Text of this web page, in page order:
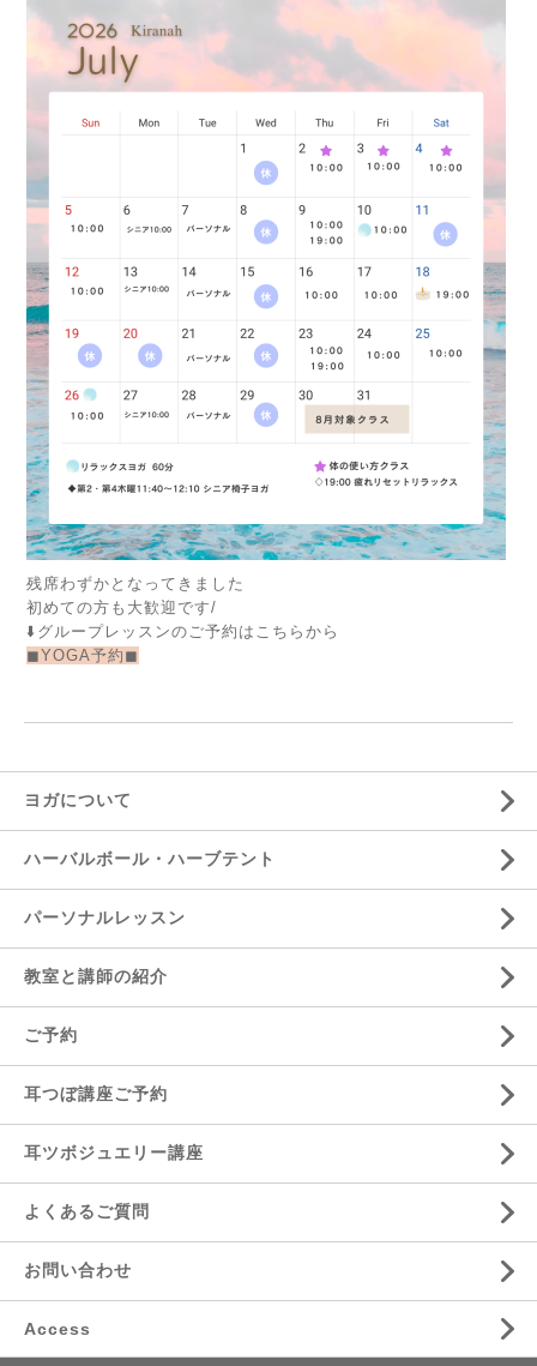
残席わずかとなってきました
初めての方も大歓迎です/
⬇️グループレッスンのご予約はこちらから
◼︎YOGA予約◼︎
ヨガについて
ハーバルボール・ハーブテント
パーソナルレッスン
教室と講師の紹介
ご予約
耳つぼ講座ご予約
耳ツボジュエリー講座
よくあるご質問
お問い合わせ
Access